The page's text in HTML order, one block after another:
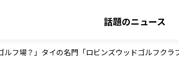
話題のニュース
ルフ場？」タイの名門「ロビンズウッドゴルフク